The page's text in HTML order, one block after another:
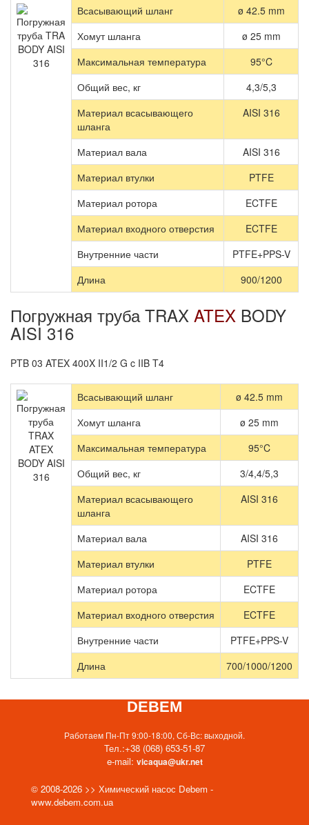
Всасывающий шланг
ø 42.5 mm
Хомут шланга
ø 25 mm
Максимальная температура
95°C
Общий вес, кг
4,3/5,3
Материал всасывающего
шланга
AISI 316
Материал вала
AISI 316
Материал втулки
PTFE
Материал ротора
ECTFE
Материал входного отверстия
ECTFE
Внутренние части
PTFE+PPS-V
Длина
900/1200
Погружная труба TRAX ATEX BODY
AISI 316
PTB 03 ATEX 400X II1/2 G c IIB T4
Всасывающий шланг
ø 42.5 mm
Хомут шланга
ø 25 mm
Максимальная температура
95°C
Общий вес, кг
3/4,4/5,3
Материал всасывающего
шланга
AISI 316
Материал вала
AISI 316
Материал втулки
PTFE
Материал ротора
ECTFE
Материал входного отверстия
ECTFE
Внутренние части
PTFE+PPS-V
Длина
700/1000/1200
DEBEM
Работаем Пн-Пт 9:00-18:00, Сб-Вс: выходной.
Тел.:+38 (068) 653-51-87
e-mail: vicaqua@ukr.net
© 2008-2026 >> Химический насос Debem -
www.debem.com.ua